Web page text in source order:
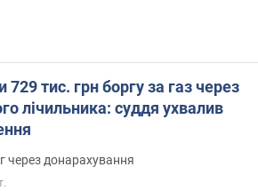
729 тис. грн боргу за газ через
лічильника: суддя ухвалив
через донарахування